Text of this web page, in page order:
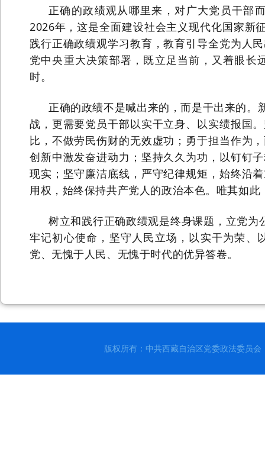
正确的政绩观从哪里来，对广大党员干部
2026年，这是全面建设社会主义现代化国家新
践行正确政绩观学习教育，教育引导全党为人
党中央重大决策部署，既立足当前，又着眼
时。
正确的政绩不是喊出来的，而是干出来的
战，更需要党员干部以实干立身、以实绩报国
比，不做劳民伤财的无效虚功；勇于担当作为
创新中激发奋进动力；坚持久久为功，以钉钉
现实；坚守廉洁底线，严守纪律规矩，始终沿
用权，始终保持共产党人的政治本色。唯其如
树立和践行正确政绩观是终身课题，立党为
牢记初心使命，坚守人民立场，以实干为荣
党、无愧于人民、无愧于时代的优异答卷。
版权所有：中共西藏自治区党委政法委员